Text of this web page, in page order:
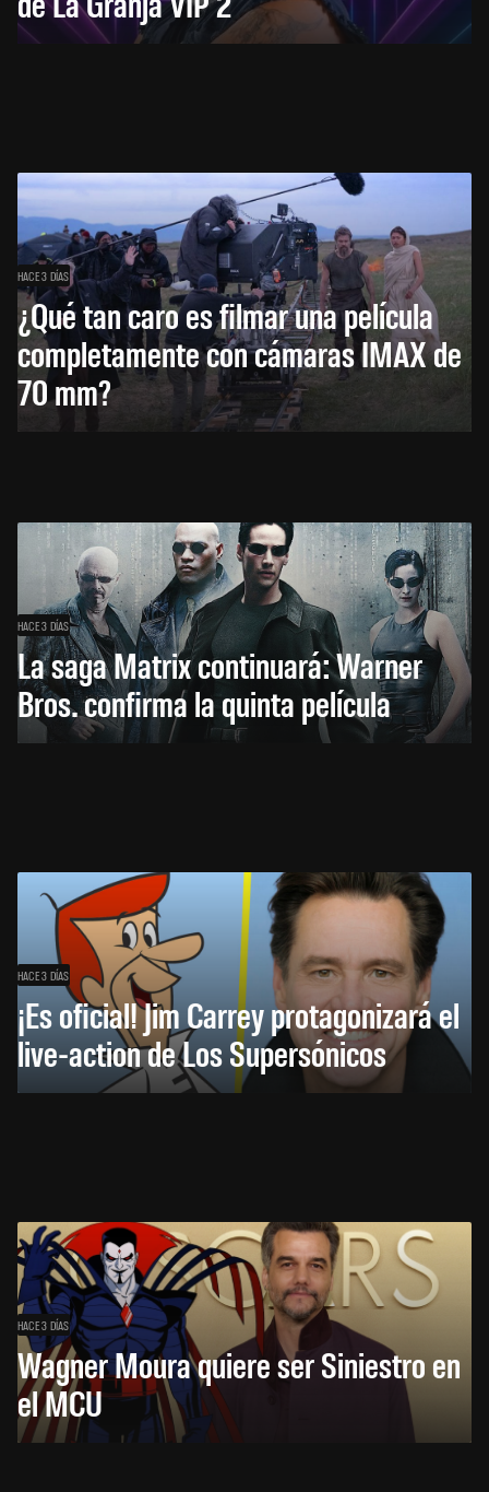
HACE 3 DÍAS
¿Qué tan caro es filmar una película
completamente con cámaras IMAX de
70 mm?
HACE 3 DÍAS
La saga Matrix continuará: Warner
Bros. confirma la quinta película
HACE 3 DÍAS
¡Es oficial! Jim Carrey protagonizará el
live-action de Los Supersónicos
HACE 3 DÍAS
Wagner Moura quiere ser Siniestro en
el MCU